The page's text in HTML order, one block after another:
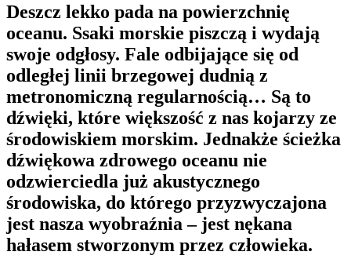
Deszcz lekko pada na powierzchnię
oceanu. Ssaki morskie piszczą i wydają
swoje odgłosy. Fale odbijające się od
odległej linii brzegowej dudnią z
metronomiczną regularnością… Są to
dźwięki, które większość z nas kojarzy ze
środowiskiem morskim. Jednakże ścieżka
dźwiękowa zdrowego oceanu nie
odzwierciedla już akustycznego
środowiska, do którego przyzwyczajona
jest nasza wyobraźnia – jest nękana
hałasem stworzonym przez człowieka.